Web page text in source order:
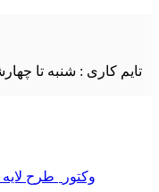
تایم کاری : شنبه تا
وکتور طرح